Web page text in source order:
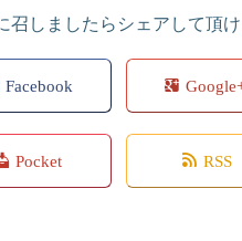
召しましたらシェアして頂け
Facebook
Pocket RSS